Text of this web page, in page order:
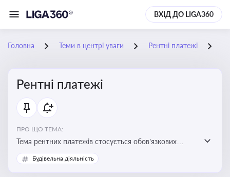
ВХІД ДО LIGA360
Головна Теми в центрі уваги Рентні платежі
Рентні платежі
ПРО ЩО ТЕМА:
Тема рентних платежів стосується обов’язкових
податкових зборів, які сплачуються за користування
природними ресурсами — надрами, водою, лісами
Будівельна діяльність